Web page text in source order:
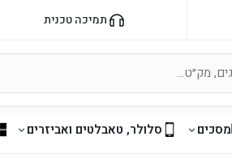
תמיכה טכנית
מסכים סלולר, טאבלטים ואביזרים